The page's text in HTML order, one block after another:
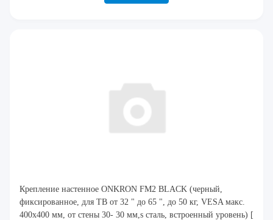
Крепление настенное ONKRON FM2 BLACK (черный,
фиксированное, для ТВ от 32 " до 65 ", до 50 кг, VESA макс.
400x400 мм, от стены 30- 30 мм,s сталь, встроенный уровень) [